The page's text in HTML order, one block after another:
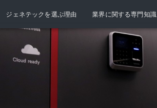
ジェネテックを選ぶ理由 業界に関する専門知識